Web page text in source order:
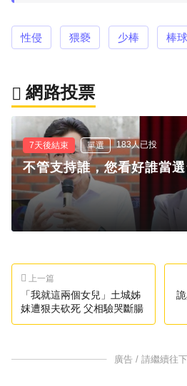
性侵 猥褻 少棒 棒球
網路投票
7天後結束 單選 183人已投
不管支持誰，您看好誰當
上一篇
「我就這兩個女兒」土城姊
妺遭狠夫砍死 父相驗哭斷腸
廣告 / 請繼續往